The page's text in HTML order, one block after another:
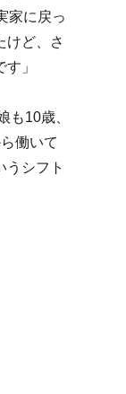
家に戻っ
けど、さ
」
も10歳、
働いて
うシフト